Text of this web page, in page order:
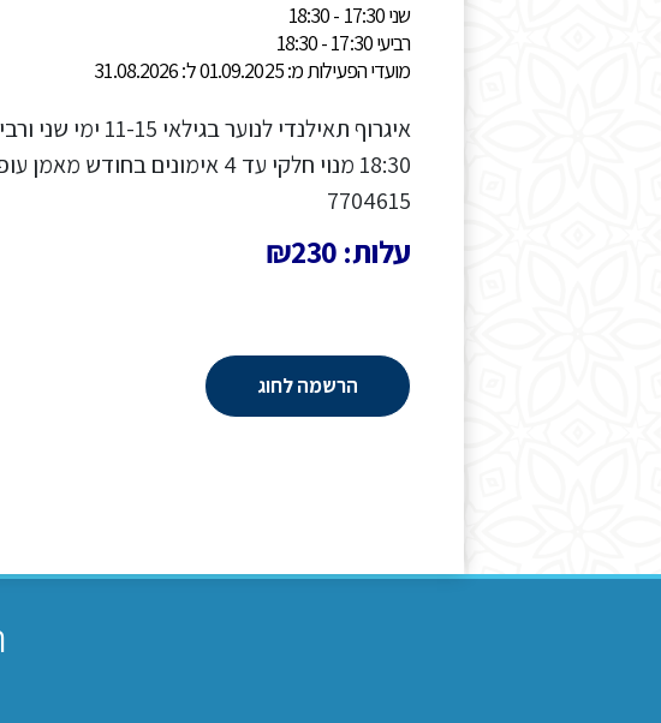
שני 17:30 - 18:30
רביעי 17:30 - 18:30
מועדי הפעילות מ: 01.09.2025 ל: 31.08.2026
7704615
עלות: ₪230
הרשמה לחוג